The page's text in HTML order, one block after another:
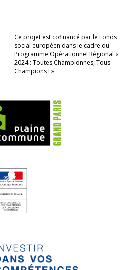
Ce projet est cofinancé par le Fonds
social européen dans le cadre du
Programme Opérationnel Régional «
2024 : Toutes Championnes, Tous
Champions ! »